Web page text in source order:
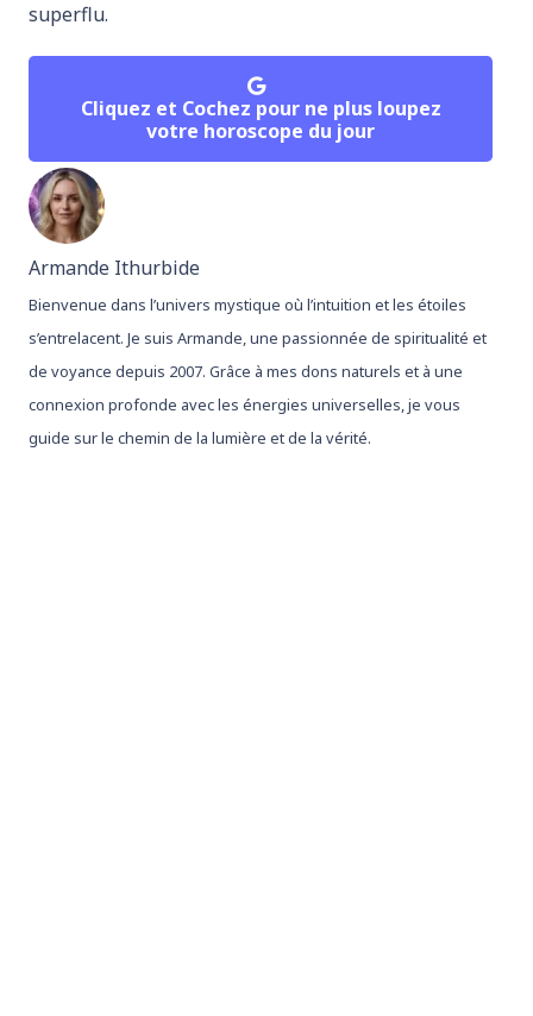
superflu.
Cliquez et Cochez pour ne plus loupez
votre horoscope du jour
Armande Ithurbide
Bienvenue dans l’univers mystique où l’intuition et les étoiles
s’entrelacent. Je suis Armande, une passionnée de spiritualité et
de voyance depuis 2007. Grâce à mes dons naturels et à une
connexion profonde avec les énergies universelles, je vous
guide sur le chemin de la lumière et de la vérité.